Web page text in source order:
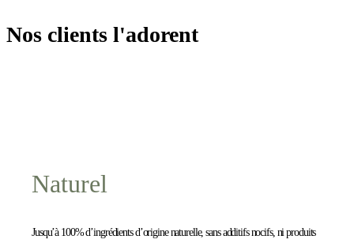
Nos clients l'adorent
Naturel
Jusqu’à 100% d’ingrédients d’origine naturelle, sans additifs nocifs, ni produits